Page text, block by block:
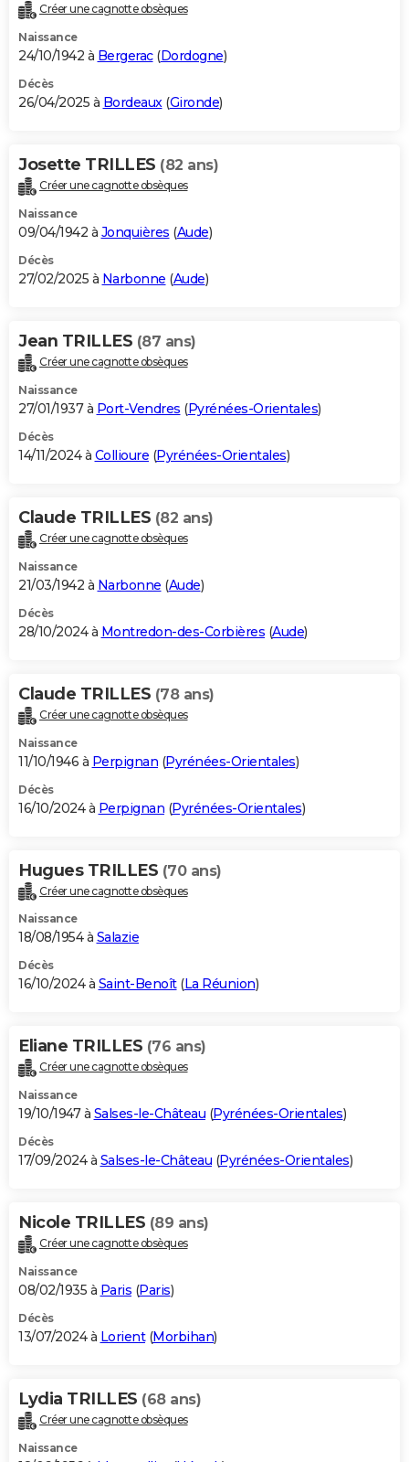
Créer une cagnotte obsèques
Naissance
24/10/1942 à Bergerac(Dordogne)
Décès
26/04/2025 à Bordeaux(Gironde)
Josette TRILLES (82 ans)
Créer une cagnotte obsèques
Naissance
09/04/1942 à Jonquières (Aude)
Décès
27/02/2025 à Narbonne (Aude)
Jean TRILLES (87 ans)
Créer une cagnotte obsèques
Naissance
27/01/1937 à Port-Vendres (Pyrénées-Orientales)
Décès
14/11/2024 à Collioure (Pyrénées-Orientales)
Claude TRILLES (82 ans)
Créer une cagnotte obsèques
Naissance
21/03/1942 à Narbonne (Aude)
Décès
28/10/2024 à Montredon-des-Corbières (Aude)
Claude TRILLES (78 ans)
Créer une cagnotte obsèques
Naissance
11/10/1946 à Perpignan (Pyrénées-Orientales)
Décès
16/10/2024 à Perpignan (Pyrénées-Orientales)
Hugues TRILLES (70 ans)
Créer une cagnotte obsèques
Naissance
18/08/1954 à Salazie
Décès
16/10/2024 à Saint-Benoît(La Réunion)
Eliane TRILLES (76 ans)
Créer une cagnotte obsèques
Naissance
19/10/1947 à Salses-le-Château (Pyrénées-Orientales)
Décès
17/09/2024 à Salses-le-Château (Pyrénées-Orientales)
Nicole TRILLES (89 ans)
Créer une cagnotte obsèques
Naissance
08/02/1935 à Paris (Paris)
Décès
13/07/2024 à Lorient(Morbihan)
Lydia TRILLES (68 ans)
Créer une cagnotte obsèques
Naissance